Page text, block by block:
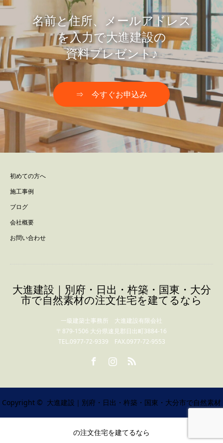
名前と住所、メールアドレス
を入力で大進建設の
資料プレゼント♪
⇒ 今すぐお申込み
初めての方へ
施工事例
ブログ
会社概要
お問い合わせ
大進建設｜別府・日出・杵築・国東・大分
市で自然素材の注文住宅を建てるなら
一級建築士事務所 大進建設有限会社
〒879-1506 大分県速見郡日出町3884-16
TEL.0977-72-9339 FAX.0977-72-9553
Copyright © 大進建設｜別府・日出・杵築・国東・大分市で自然素材
の注文住宅を建てるなら